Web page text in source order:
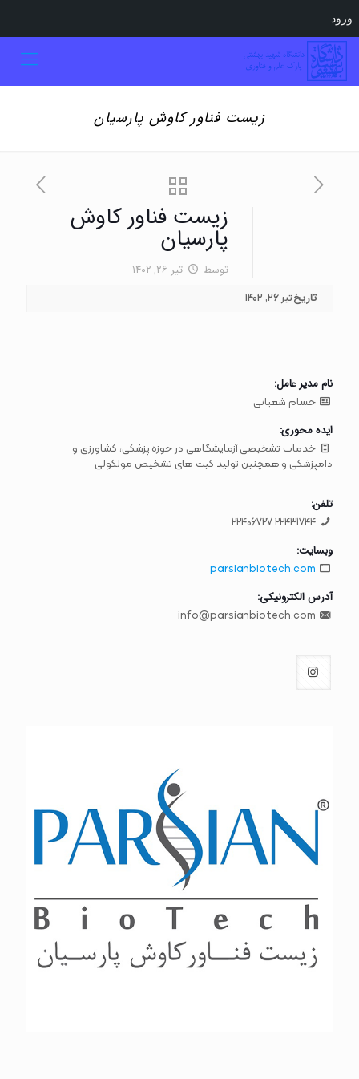
زیست فناور کاوش پارسیان
زیست فناور کاوش
پارسیان
توسط
تیر ۲۶, ۱۴۰۲
تاریختیر ۲۶, ۱۴۰۲
نام مدیر عامل:
حسام شعبانی
ایده محوری:
خدمات تشخیصی آزمایشگاهی در حوزه پزشکی، کشاورزی و
دامپزشکی و همچنین تولید کیت های تشخیص مولکولی
تلفن:
22431744 22406727
وبسایت:
parsianbiotech.com
آدرس الکترونیکی:
ورود